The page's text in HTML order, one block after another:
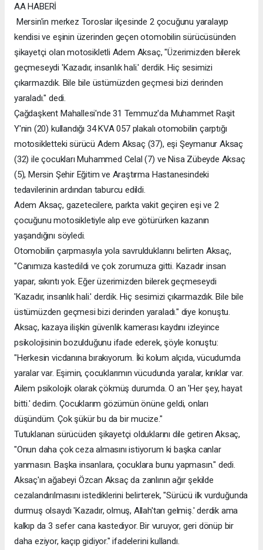
AA HABERİ
Mersin'in merkez Toroslar ilçesinde 2 çocuğunu yaralayıp
kendisi ve eşinin üzerinden geçen otomobilin sürücüsünden
şikayetçi olan motosikletli Adem Aksaç, "Üzerimizden bilerek
geçmeseydi 'Kazadır, insanlık hali.' derdik. Hiç sesimizi
çıkarmazdık. Bile bile üstümüzden geçmesi bizi derinden
yaraladı." dedi.
Çağdaşkent Mahallesi'nde 31 Temmuz'da Muhammet Raşit
Y'nin (20) kullandığı 34 KVA 057 plakalı otomobilin çarptığı
motosikletteki sürücü Adem Aksaç (37), eşi Şeymanur Aksaç
(32) ile çocukları Muhammed Celal (7) ve Nisa Zübeyde Aksaç
(5), Mersin Şehir Eğitim ve Araştırma Hastanesindeki
tedavilerinin ardından taburcu edildi.
Adem Aksaç, gazetecilere, parkta vakit geçiren eşi ve 2
çocuğunu motosikletiyle alıp eve götürürken kazanın
yaşandığını söyledi.
Otomobilin çarpmasıyla yola savrulduklarını belirten Aksaç,
"Canımıza kastedildi ve çok zorumuza gitti. Kazadır insan
yapar, sıkıntı yok. Eğer üzerimizden bilerek geçmeseydi
'Kazadır, insanlık hali.' derdik. Hiç sesimizi çıkarmazdık. Bile bile
üstümüzden geçmesi bizi derinden yaraladı." diye konuştu.
Aksaç, kazaya ilişkin güvenlik kamerası kaydını izleyince
psikolojisinin bozulduğunu ifade ederek, şöyle konuştu:
"Herkesin vicdanına bırakıyorum. İki kolum alçıda, vücudumda
yaralar var. Eşimin, çocuklarımın vücudunda yaralar, kırıklar var.
Ailem psikolojik olarak çökmüş durumda. O an 'Her şey, hayat
bitti.' dedim. Çocuklarım gözümün önüne geldi, onları
düşündüm. Çok şükür bu da bir mucize."
Tutuklanan sürücüden şikayetçi olduklarını dile getiren Aksaç,
"Onun daha çok ceza almasını istiyorum ki başka canlar
yanmasın. Başka insanlara, çocuklara bunu yapmasın." dedi.
Aksaç'ın ağabeyi Özcan Aksaç da zanlının ağır şekilde
cezalandırılmasını istediklerini belirterek, "Sürücü ilk vurduğunda
durmuş olsaydı 'Kazadır, olmuş, Allah'tan gelmiş.' derdik ama
kalkıp da 3 sefer cana kastediyor. Bir vuruyor, geri dönüp bir
daha eziyor, kaçıp gidiyor." ifadelerini kullandı.